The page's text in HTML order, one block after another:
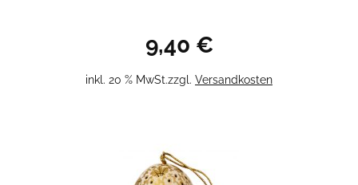
9,40 €
inkl. 20 % MwSt.zzgl. Versandkosten